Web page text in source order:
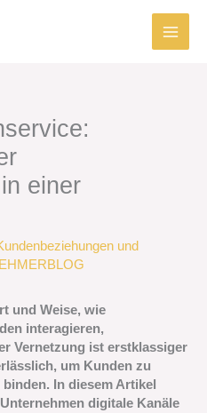
einer
und
und Weise, wie
interagieren,
Vernetzung ist erstklassiger
um Kunden zu
In diesem Artikel
digitale Kanäle